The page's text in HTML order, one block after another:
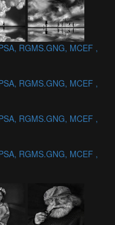
RGMS.GNG, MCEF ,
RGMS.GNG, MCEF ,
RGMS.GNG, MCEF ,
RGMS.GNG, MCEF ,